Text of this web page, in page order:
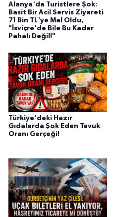
Alanya'da Turistlere Şok:
Basit Bir Acil Servis Ziyareti
71 Bin TL'ye Mal Oldu,
"İsviçre'de Bile Bu Kadar
Pahalı Değil!"
Türkiye'deki Hazır
Gıdalarda Şok Eden Tavuk
Oranı Gerçeği!